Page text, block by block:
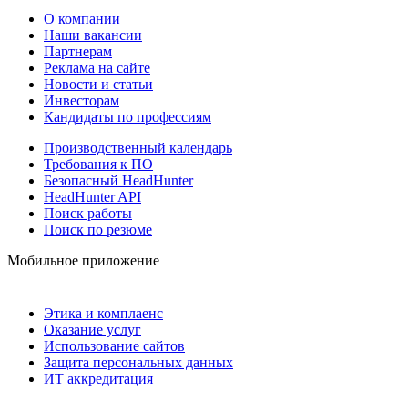
О компании
Наши вакансии
Партнерам
Реклама на сайте
Новости и статьи
Инвесторам
Кандидаты по профессиям
Производственный календарь
Требования к ПО
Безопасный HeadHunter
HeadHunter API
Поиск работы
Поиск по резюме
Мобильное приложение
Этика и комплаенс
Оказание услуг
Использование сайтов
Защита персональных данных
ИТ аккредитация